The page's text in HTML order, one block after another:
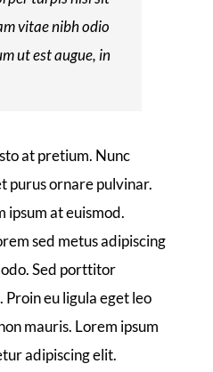
vitae nibh odio
ut est augue, in
at pretium. Nunc
purus ornare pulvinar.
ipsum at euismod.
sed metus adipiscing
Sed porttitor
eu ligula eget leo
mauris. Lorem ipsum
adipiscing elit.